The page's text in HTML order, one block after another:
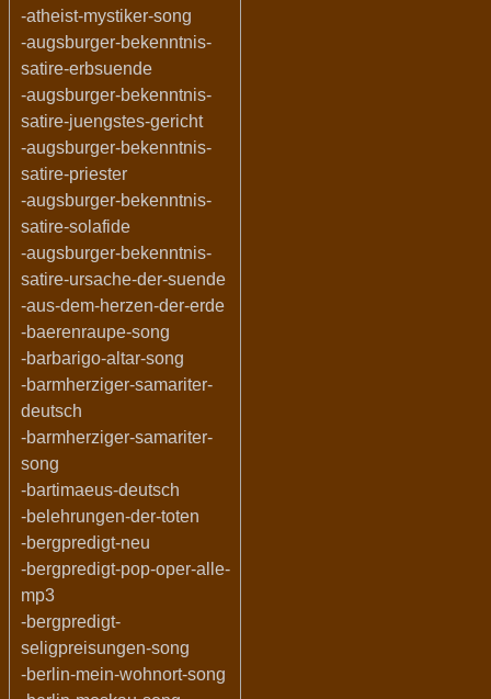
-atheist-mystiker-song
-augsburger-bekenntnis-
satire-erbsuende
-augsburger-bekenntnis-
satire-juengstes-gericht
-augsburger-bekenntnis-
satire-priester
-augsburger-bekenntnis-
satire-solafide
-augsburger-bekenntnis-
satire-ursache-der-suende
-aus-dem-herzen-der-erde
-baerenraupe-song
-barbarigo-altar-song
-barmherziger-samariter-
deutsch
-barmherziger-samariter-
song
-bartimaeus-deutsch
-belehrungen-der-toten
-bergpredigt-neu
-bergpredigt-pop-oper-alle-
mp3
-bergpredigt-
seligpreisungen-song
-berlin-mein-wohnort-song